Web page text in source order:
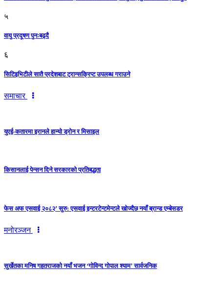
५
वायु प्रदूषण पुनःबढ्दै
६
सिटिइभिटीले सातै प्रदेशबाट ट्रान्सक्रिप्ट उपलब्ध गराउने
समाचार
युएई-कतारमा इरानले हान्यो ड्रोन र मिसाइल
किसानलाई पेन्सन दिने सरकारको प्रतिबद्धता
फेस अफ एसवाई २०८२’ सुरु: एसवाई इन्टरटेन्टमेन्टले खोज्दैछ नयाँ ब्रान्ड एम्बेसडर
मनोरञ्जन
सुर्खेतका मनिष गहतराजको नयाँ भजन ‘गोविन्द गोपाल श्याम’ सार्वजनिक